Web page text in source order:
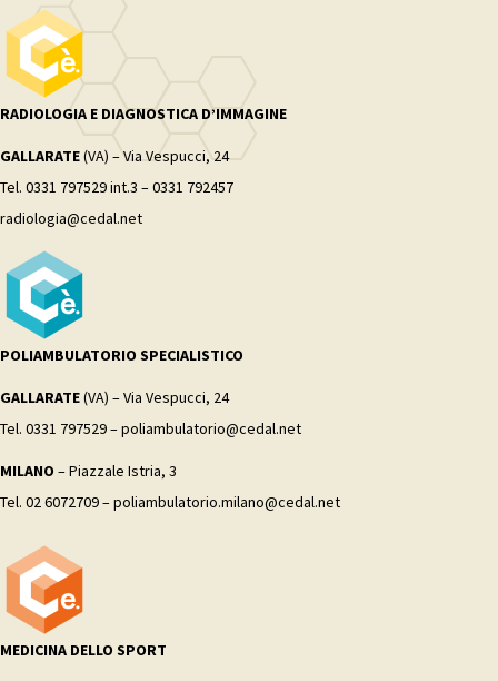
RADIOLOGIA E DIAGNOSTICA D’IMMAGINE
GALLARATE(VA) – Via Vespucci, 24
Tel. 0331 797529 int.3 – 0331 792457
radiologia@cedal.net
POLIAMBULATORIO SPECIALISTICO
GALLARATE(VA) – Via Vespucci, 24
Tel. 0331 797529 – poliambulatorio@cedal.net
MILANO – Piazzale Istria, 3
Tel. 02 6072709 – poliambulatorio.milano@cedal.net
MEDICINA DELLO SPORT